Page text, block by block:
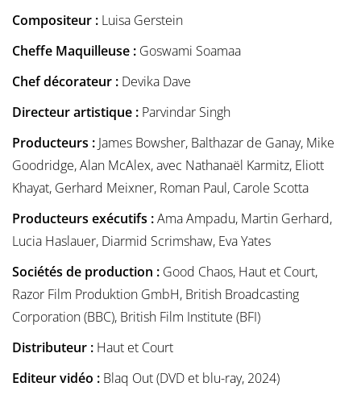
Compositeur : Luisa Gerstein
Cheffe Maquilleuse : Goswami Soamaa
Chef décorateur : Devika Dave
Directeur artistique : Parvindar Singh
Producteurs : James Bowsher, Balthazar de Ganay, Mike
Goodridge, Alan McAlex, avec Nathanaël Karmitz, Eliott
Khayat, Gerhard Meixner, Roman Paul, Carole Scotta
Producteurs exécutifs :Ama Ampadu, Martin Gerhard,
Lucia Haslauer, Diarmid Scrimshaw, Eva Yates
Sociétés de production : Good Chaos, Haut et Court,
Razor Film Produktion GmbH, British Broadcasting
Corporation (BBC), British Film Institute (BFI)
Distributeur : Haut et Court
Editeur vidéo : Blaq Out (DVD et blu-ray, 2024)